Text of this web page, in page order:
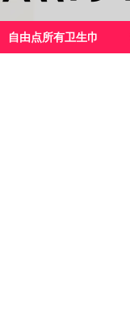
自由点所有卫生巾